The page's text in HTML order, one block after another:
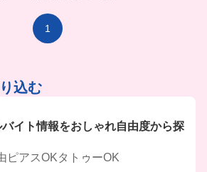
1
込む
イト情報をおしゃれ自由度から探
ピアスOKタトゥーOK